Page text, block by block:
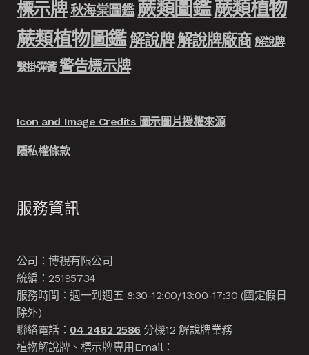
標示牌 秋海棠圖鑑 蕨類圖鑑蕨類植物
蕨類植物圖鑑解說牌解說牌廠商 解說牌
繫掛彈簧 警告標示牌
Icon and Image Credits 圖示圖片授權來源
隱私權條款
服務資訊
公司：博視有限公司
統編：25195734
服務時間：週一到週五 8:30-12:00/13:00-17:30 (國定假日
除外)
聯絡電話： 04 2462 2586分機12 解說牌業務
植物解說牌、標示牌專用Email：